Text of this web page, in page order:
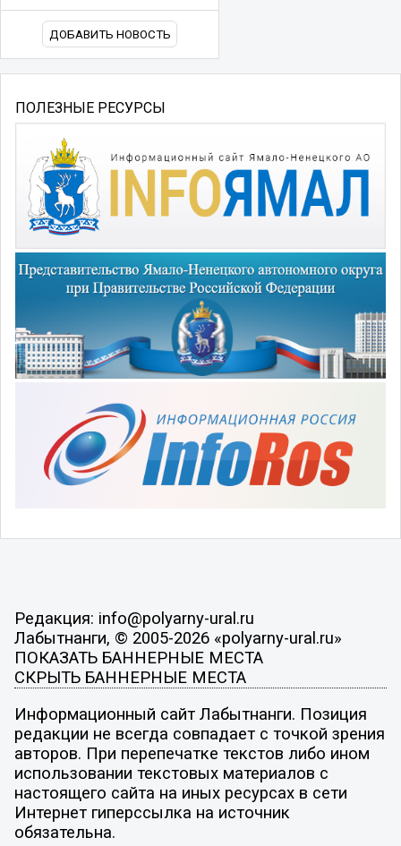
ДОБАВИТЬ НОВОСТЬ
ПОЛЕЗНЫЕ РЕСУРСЫ
Редакция: info@polyarny-ural.ru
Лабытнанги, © 2005-2026 «polyarny-ural.ru»
ПОКАЗАТЬ БАННЕРНЫЕ МЕСТА
СКРЫТЬ БАННЕРНЫЕ МЕСТА
Информационный сайт Лабытнанги. Позиция
редакции не всегда совпадает с точкой зрения
авторов. При перепечатке текстов либо ином
использовании текстовых материалов с
настоящего сайта на иных ресурсах в сети
Интернет гиперссылка на источник
обязательна.